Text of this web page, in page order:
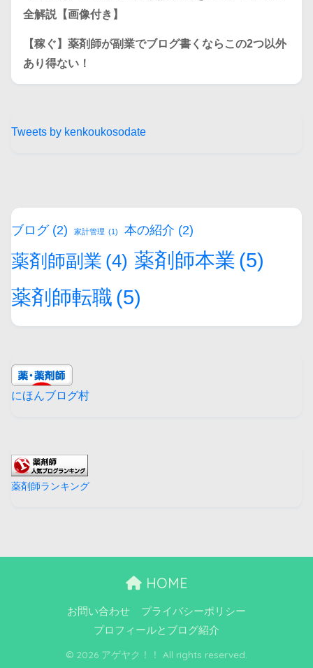
全解説【画像付き】
【稼ぐ】薬剤師が副業でブログ書くならこの2つ以外
あり得ない！
Tweets by kenkoukosodate
ブログ (2) 家計管理 (1) 本の紹介 (2)
薬剤師副業 (4) 薬剤師本業 (5)
薬剤師転職 (5)
にほんブログ村
薬剤師ランキング
HOME
お問い合わせ
プライバシーポリシー
プロフィールとブログ紹介
© 2026 アゲヤク！！ All rights reserved.